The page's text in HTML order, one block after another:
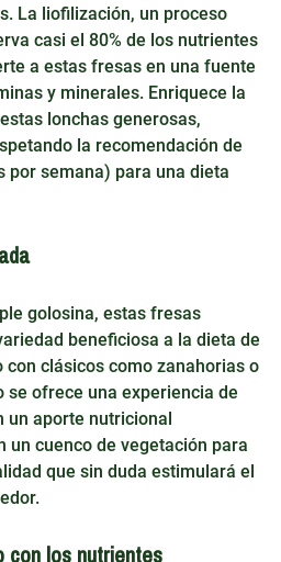
La liofilización, un proceso
casi el 80% de los nutrientes
a estas fresas en una fuente
y minerales. Enriquece la
lonchas generosas,
la recomendación de
por semana) para una dieta
golosina, estas fresas
beneficiosa a la dieta de
clásicos como zanahorias o
se ofrece una experiencia de
un aporte nutricional
un cuenco de vegetación para
que sin duda estimulará el
con los nutrientes